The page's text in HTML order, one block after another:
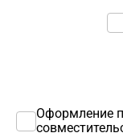
Оформление